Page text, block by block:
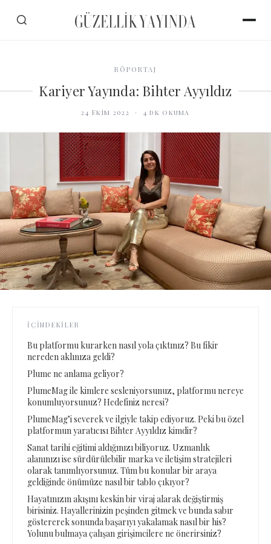
RÖPORTAJ
Kariyer Yayında: Bihter Ayyıldız
24 Ekim 2022 · 4 dk okuma
İÇINDEKILER
Bu platformu kurarken nasıl yola çıktınız? Bu fikir
nereden aklınıza geldi?
Plume ne anlama geliyor?
PlumeMag ile kimlere sesleniyorsunuz, platformu nereye
konumluyorsunuz? Hedefiniz neresi?
PlumeMag’i severek ve ilgiyle takip ediyoruz. Peki bu özel
platformun yaratıcısı Bihter Ayyıldız kimdir?
Sanat tarihi eğitimi aldığınızı biliyoruz. Uzmanlık
alanınızı ise sürdürülebilir marka ve iletişim stratejileri
olarak tanımlıyorsunuz. Tüm bu konular bir araya
geldiğinde önümüze nasıl bir tablo çıkıyor?
Hayatınızın akışını keskin bir viraj alarak değiştirmiş
birisiniz. Hayallerinizin peşinden gitmek ve bunda sabır
göstererek sonunda başarıyı yakalamak nasıl bir his?
Yolunu bulmaya çalışan girişimcilere ne önerirsiniz?